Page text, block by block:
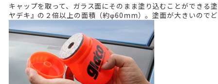
キャップを取って、ガラス面にそのまま塗り込むことができる
ヤデキ 』の２倍以上の面積（約φ60mm）。塗面が大きいので